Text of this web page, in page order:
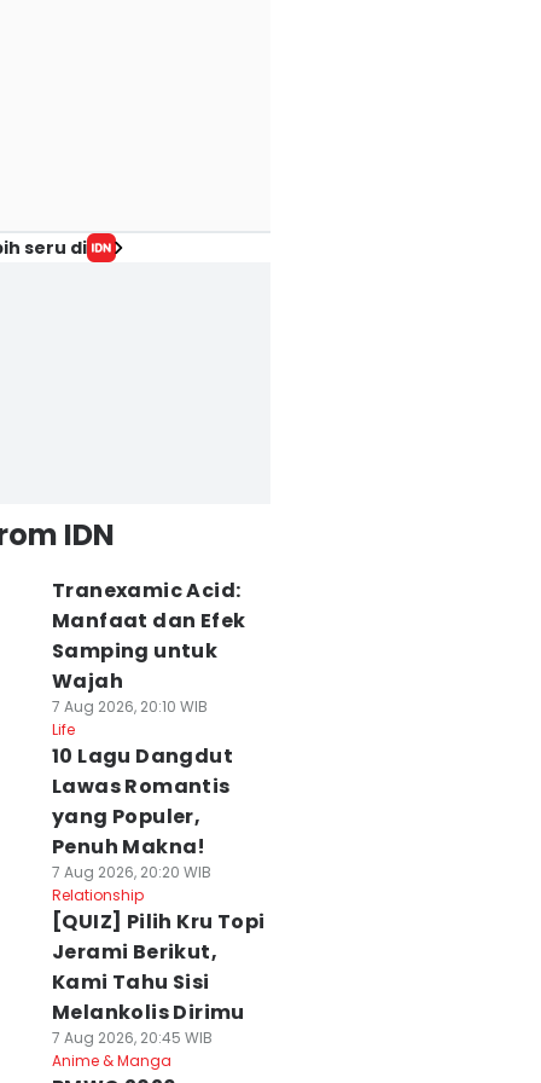
seru di
IDN
Tranexamic Acid:
Manfaat dan Efek
Samping untuk
Wajah
7 Aug 2026, 20:10 WIB
Life
10 Lagu Dangdut
Lawas Romantis
yang Populer,
Penuh Makna!
7 Aug 2026, 20:20 WIB
Relationship
[QUIZ] Pilih Kru Topi
Jerami Berikut,
Kami Tahu Sisi
Melankolis Dirimu
7 Aug 2026, 20:45 WIB
Anime & Manga